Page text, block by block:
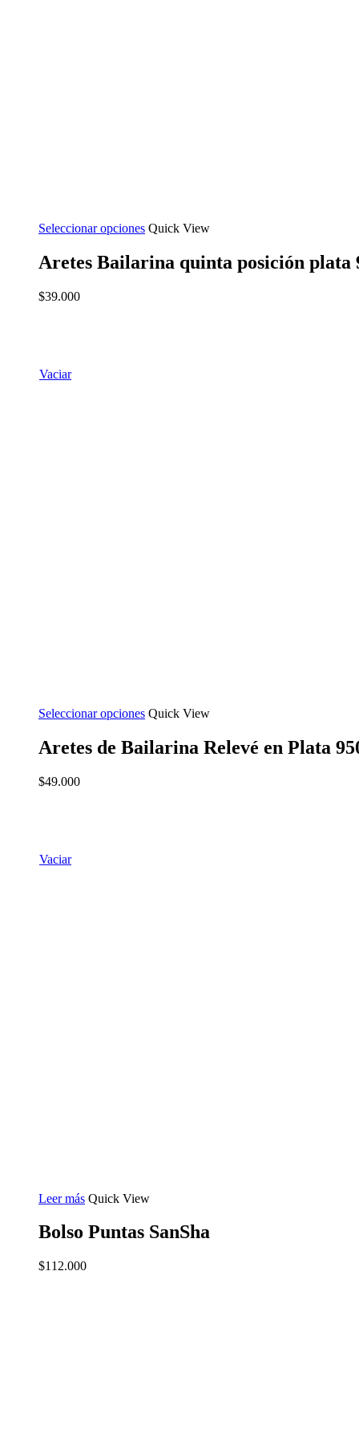
Seleccionar opciones Quick View
Aretes Bailarina quinta posición plata
$39.000
Vaciar
Seleccionar opciones Quick View
Aretes de Bailarina Relevé en Plata
$49.000
Vaciar
Leer más Quick View
Bolso Puntas SanSha
$112.000